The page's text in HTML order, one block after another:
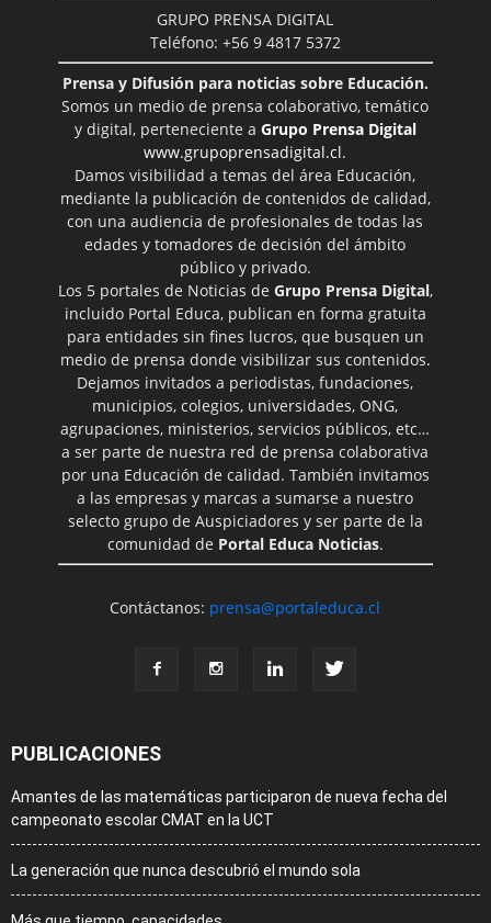
GRUPO PRENSA DIGITAL
Teléfono: +56 9 4817 5372
Prensa y Difusión para noticias sobre Educación.
Somos un medio de prensa colaborativo, temático
y digital, perteneciente a Grupo Prensa Digital
www.grupoprensadigital.cl.
Damos visibilidad a temas del área Educación,
mediante la publicación de contenidos de calidad,
con una audiencia de profesionales de todas las
edades y tomadores de decisión del ámbito
público y privado.
Los 5 portales de Noticias de Grupo Prensa Digital,
incluido Portal Educa, publican en forma gratuita
para entidades sin fines lucros, que busquen un
medio de prensa donde visibilizar sus contenidos.
Dejamos invitados a periodistas, fundaciones,
municipios, colegios, universidades, ONG,
agrupaciones, ministerios, servicios públicos, etc…
a ser parte de nuestra red de prensa colaborativa
por una Educación de calidad. También invitamos
a las empresas y marcas a sumarse a nuestro
selecto grupo de Auspiciadores y ser parte de la
comunidad de Portal Educa Noticias.
Contáctanos: prensa@portaleduca.cl
PUBLICACIONES
Amantes de las matemáticas participaron de nueva fecha del
campeonato escolar CMAT en la UCT
La generación que nunca descubrió el mundo sola